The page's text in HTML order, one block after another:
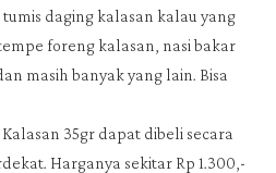
tumis daging kalasan kalau yang
foreng kalasan, nasi bakar
masih banyak yang lain. Bisa
35gr dapat dibeli secara
Harganya sekitar Rp 1.300,-